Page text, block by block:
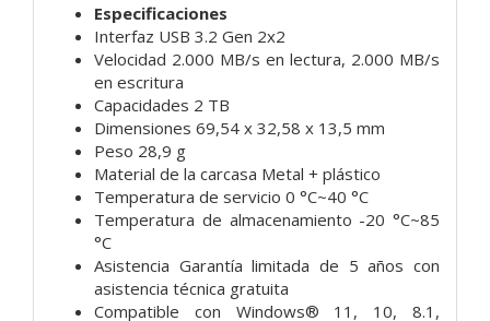
Especificaciones
Interfaz USB 3.2 Gen 2x2
Velocidad 2.000 MB/s en lectura, 2.000 MB/s
en escritura
Capacidades 2 TB
Dimensiones 69,54 x 32,58 x 13,5 mm
Peso 28,9 g
Material de la carcasa Metal + plástico
Temperatura de servicio 0 °C~40 °C
Temperatura de almacenamiento -20 °C~85
°C
Asistencia Garantía limitada de 5 años con
asistencia técnica gratuita
Compatible con Windows® 11, 10, 8.1,